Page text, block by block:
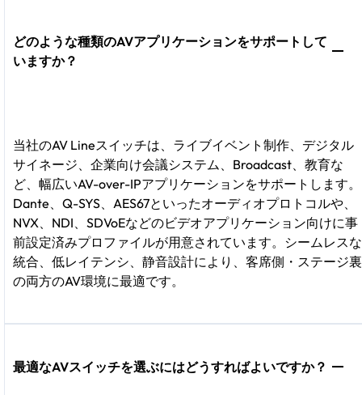
どのような種類のAVアプリケーションをサポートして
いますか？
当社のAV Lineスイッチは、ライブイベント制作、デジタル
サイネージ、企業向け会議システム、Broadcast、教育な
ど、幅広いAV-over-IPアプリケーションをサポートします。
Dante、Q-SYS、AES67といったオーディオプロトコルや、
NVX、NDI、SDVoEなどのビデオアプリケーション向けに事
前設定済みプロファイルが用意されています。シームレスな
統合、低レイテンシ、静音設計により、客席側・ステージ裏
の両方のAV環境に最適です。
最適なAVスイッチを選ぶにはどうすればよいですか？